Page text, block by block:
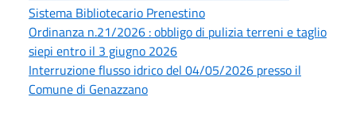
Sistema Bibliotecario Prenestino
Ordinanza n.21/2026 : obbligo di pulizia terreni e taglio
siepi entro il 3 giugno 2026
Interruzione flusso idrico del 04/05/2026 presso il
Comune di Genazzano